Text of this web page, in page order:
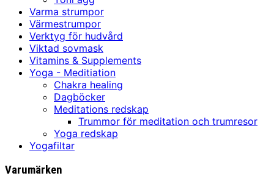
Varma strumpor
Värmestrumpor
Verktyg för hudvård
Viktad sovmask
Vitamins & Supplements
Yoga - Meditiation
Chakra healing
Dagböcker
Meditations redskap
Trummor för meditation och trumresor
Yoga redskap
Yogafiltar
Varumärken